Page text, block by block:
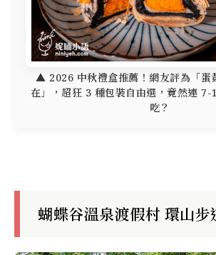
▲ 2026 中秋禮盒推薦！網友評為「蛋
在」，超狂 3 種包裝自由選，竟然連 7-
吃？
蝴蝶谷溫泉渡假村 環山步